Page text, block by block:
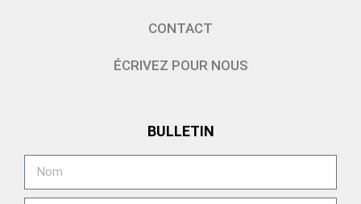
CONTACT
ÉCRIVEZ POUR NOUS
BULLETIN